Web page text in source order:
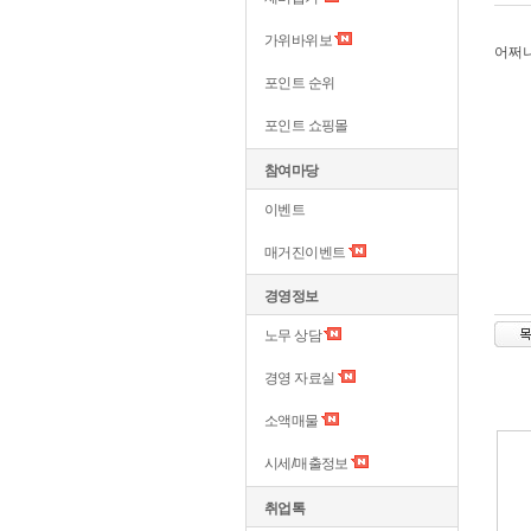
가위바위보
포인트 순위
포인트 쇼핑몰
참여마당
이벤트
매거진이벤트
경영정보
노무 상담
경영 자료실
소액매물
시세/매출정보
취업톡
어쩌